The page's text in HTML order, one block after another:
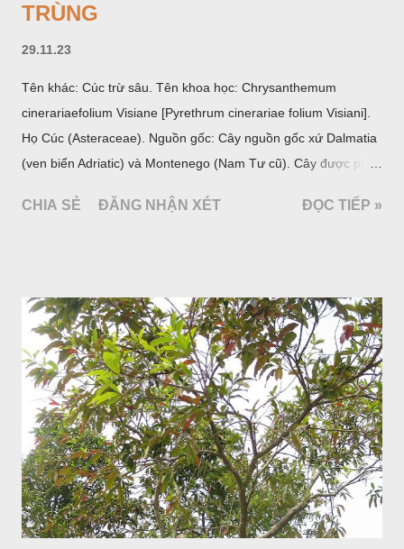
TRÙNG
29.11.23
Tên khác: Cúc trừ sâu. Tên khoa học: Chrysanthemum
cinerariaefolium Visiane [Pyrethrum cinerariae folium Visiani].
Họ Cúc (Asteraceae). Nguồn gốc: Cây nguồn gốc xứ Dalmatia
(ven biển Adriatic) và Montenego (Nam Tư cũ). Cây được phân
trồng để khai thác: Pháp, Nga, Đức, Nam Tư (cũ), sau lan
Tam Đảo (Vĩnh Phúc), đã thu được kết quả ban đầu (những
năm 1560- 70); thường trồng đến năm thứ hai, thứ ba mới hái
hoa; trồng một lần thu hoạch 10 - 20 năm.
CHIA SẺ ĐĂNG NHẬN XÉT ĐỌC TIẾP »